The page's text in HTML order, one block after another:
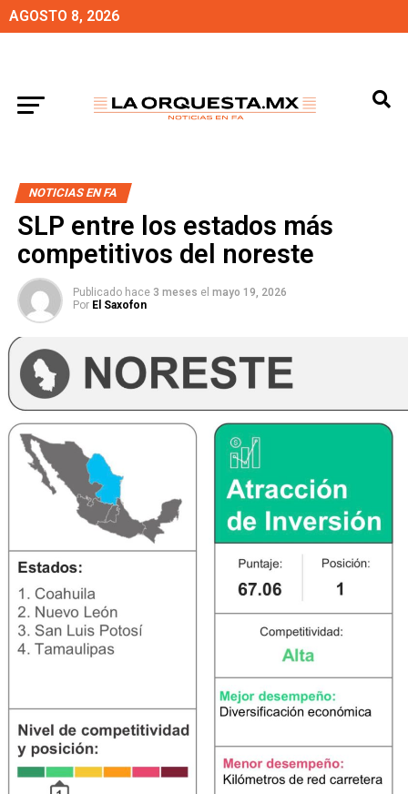
AGOSTO 8, 2026
NOTICIAS EN FA
SLP entre los estados más
competitivos del noreste
Publicado hace 3 meses el mayo 19, 2026
Por El Saxofon